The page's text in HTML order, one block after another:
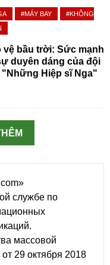
#MÁY BAY
#KHÔNG
vệ bầu trời: Sức mạnh
duyên dáng của đội
"Những Hiệp sĩ Nga"
службе по
массовой
29 октября 2018